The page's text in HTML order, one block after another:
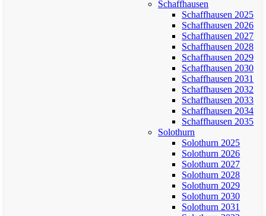
Schaffhausen
Schaffhausen 2025
Schaffhausen 2026
Schaffhausen 2027
Schaffhausen 2028
Schaffhausen 2029
Schaffhausen 2030
Schaffhausen 2031
Schaffhausen 2032
Schaffhausen 2033
Schaffhausen 2034
Schaffhausen 2035
Solothurn
Solothurn 2025
Solothurn 2026
Solothurn 2027
Solothurn 2028
Solothurn 2029
Solothurn 2030
Solothurn 2031